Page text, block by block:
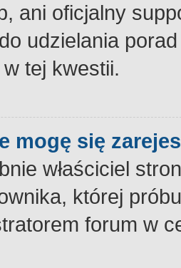
ani oficjalny
udzielania
tej kwestii.
mogę się
właściciel
której
forum w